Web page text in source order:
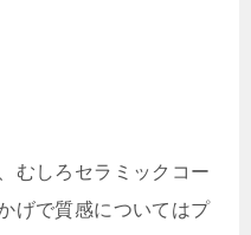
むしろセラミックコー
げで質感についてはプ